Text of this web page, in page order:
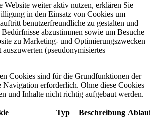
Website weiter aktiv nutzen, erklären Sie
in den Einsatz von Cookies um
benutzerfreundliche zu gestalten und
abzustimmen sowie um Besuche
zu Marketing- und Optimierungszwecken
auszuwerten (pseudonymisiertes
Cookies sind für die Grundfunktionen der
Navigation erforderlich. Ohne diese Cookies
und Inhalte nicht richtig aufgebaut werden.
Typ Beschreibung